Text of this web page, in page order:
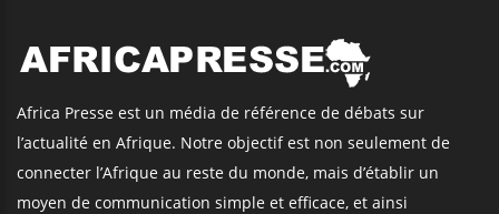
Africa Presse est un média de référence de débats sur
l’actualité en Afrique. Notre objectif est non seulement de
connecter l’Afrique au reste du monde, mais d’établir un
moyen de communication simple et efficace, et ainsi